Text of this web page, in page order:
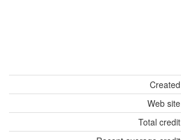
Created
Web site
Total credit